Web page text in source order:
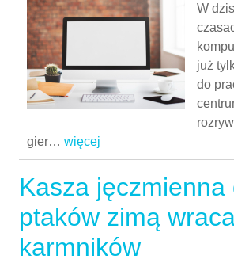
W
już
do
gier… więcej
Kasza jęczmienna
ptaków zimą
karmników